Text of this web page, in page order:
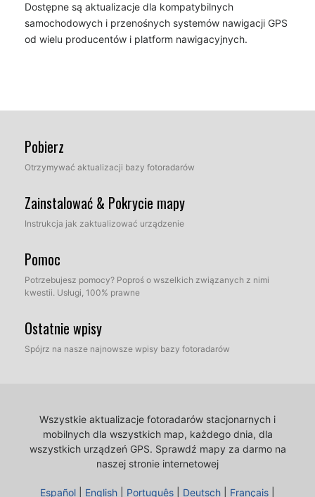
Dostępne są aktualizacje dla kompatybilnych
samochodowych i przenośnych systemów nawigacji GPS
od wielu producentów i platform nawigacyjnych.
Pobierz
Otrzymywać aktualizacji bazy fotoradarów
Zainstalować & Pokrycie mapy
Instrukcja jak zaktualizować urządzenie
Pomoc
Potrzebujesz pomocy? Poproś o wszelkich związanych z nimi
kwestii. Usługi, 100% prawne
Ostatnie wpisy
Spójrz na nasze najnowsze wpisy bazy fotoradarów
Wszystkie aktualizacje fotoradarów stacjonarnych i
mobilnych dla wszystkich map, każdego dnia, dla
wszystkich urządzeń GPS. Sprawdź mapy za darmo na
naszej stronie internetowej
Español English Português Deutsch Français